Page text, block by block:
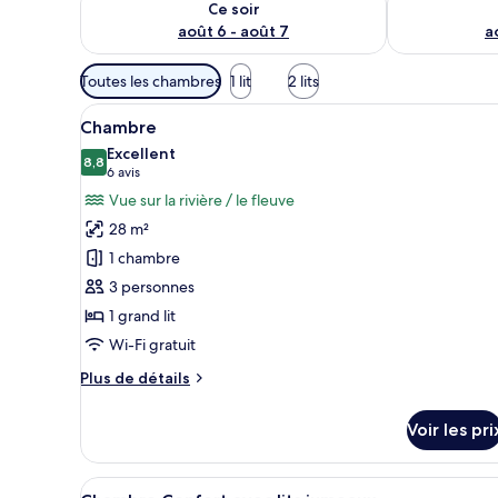
Ce soir
août 6 - août 7
Filtres
disponibles
pour
les
chambres
Toutes les chambres 1 lit 2 lits
Afficher
toutes
les
photos
pour
ce
type
de
chambre :
Chambre
Une chambre d’hôtel
8
Chambre
8,88,8 sur 10
Excellent
6 avis
(6 avis)
Vue sur la rivière / le fleuve
28 m²
1 chambre
3 personnes
1 grand lit
Wi-Fi gratuit
Plus de détails
Plus
le
type
Voir les
Afficher
Une chambre d’hôtel avec